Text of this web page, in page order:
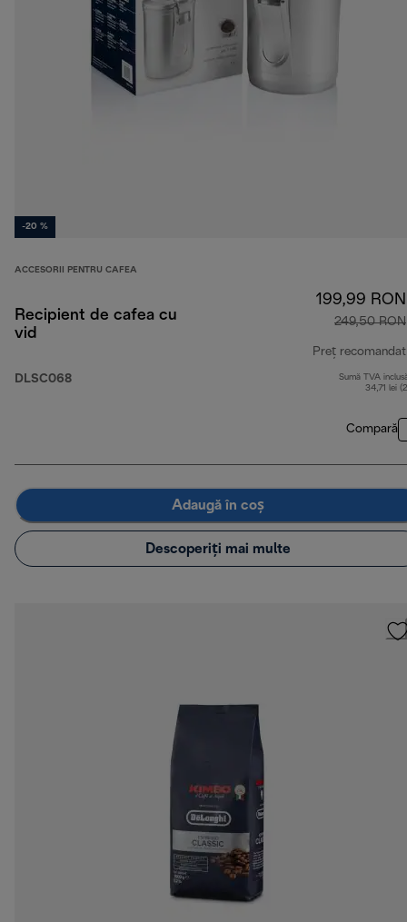
-20 %
ACCESORII PENTRU CAFEA
Recipient de cafea cu
vid
DLSC068
199,99 RON
249,50 RON
Preț recomandat
Sumă TVA
34,71 lei
Compară
Adaugă în coș
Descoperiți mai multe